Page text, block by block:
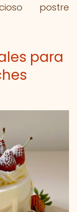
postre
para